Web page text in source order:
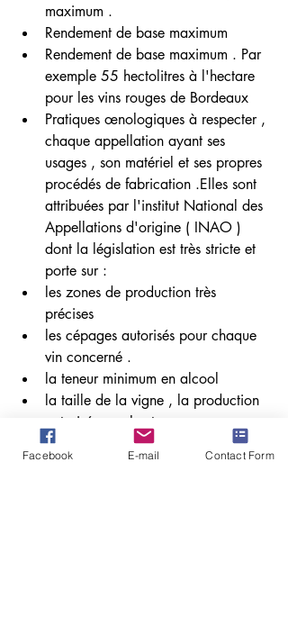
maximum .
Rendement de base maximum
Rendement de base maximum . Par
exemple 55 hectolitres à l'hectare
pour les vins rouges de Bordeaux
Pratiques œnologiques à respecter ,
chaque appellation ayant ses
usages , son matériel et ses propres
procédés de fabrication .Elles sont
attribuées par l'institut National des
Appellations d'origine ( INAO )
dont la législation est très stricte et
porte sur :
les zones de production très
précises
les cépages autorisés pour chaque
vin concerné .
la teneur minimum en alcool
la taille de la vigne , la production
autorisée par hectare
la méthode de vinification .
Facebook E-mail Contact Form